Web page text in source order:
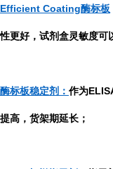
Efficient Coating酶标板
性更好，试剂盒灵敏度可
酶标板稳定剂： 作为
提高，货架期延长；